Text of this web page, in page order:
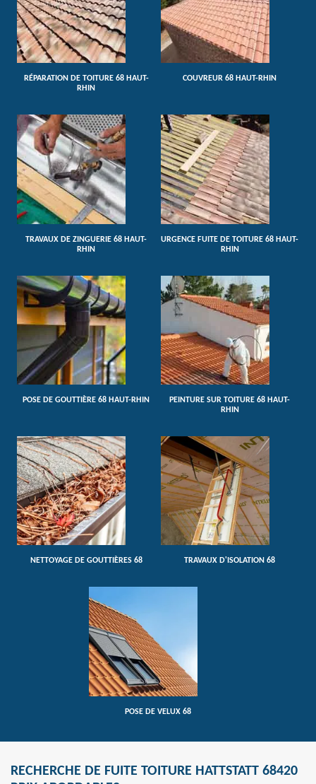
RÉPARATION DE TOITURE 68 HAUT-
RHIN
COUVREUR 68 HAUT-RHIN
TRAVAUX DE ZINGUERIE 68 HAUT-
RHIN
URGENCE FUITE DE TOITURE 68 HAUT-
RHIN
POSE DE GOUTTIÈRE 68 HAUT-RHIN
PEINTURE SUR TOITURE 68 HAUT-
RHIN
NETTOYAGE DE GOUTTIÈRES 68 TRAVAUX D'ISOLATION 68
POSE DE VELUX 68
RECHERCHE DE FUITE TOITURE HATTSTATT 68420